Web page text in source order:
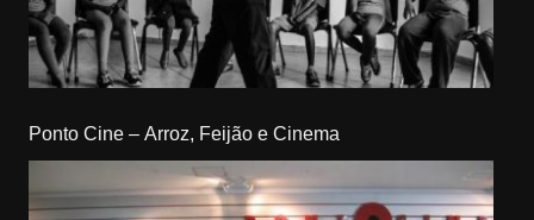
Ponto Cine – Arroz, Feijão e Cinema